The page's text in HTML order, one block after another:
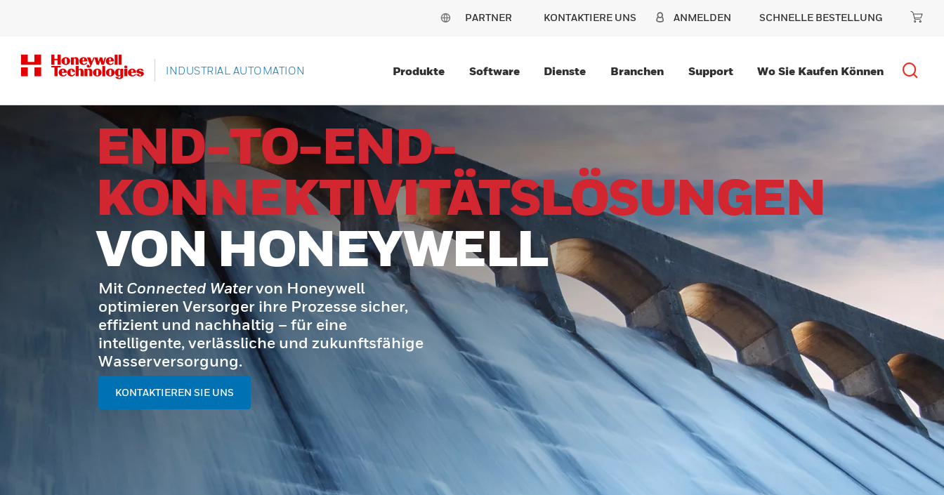
PARTNER KONTAKTIERE UNS ANMELDEN SCHNELLE BESTELLUNG
INDUSTRIAL AUTOMATION Produkte Software Dienste Branchen Support Wo Sie Kaufen Können
END-TO-END-
KONNEKTIVITÄTSLÖSUNGEN
VON HONEYWELL
Mit Connected Watervon Honeywell
optimieren Versorger ihre Prozesse sicher,
effizient und nachhaltig – für eine
intelligente, verlässliche und zukunftsfähige
Wasserversorgung.
KONTAKTIEREN SIE UNS